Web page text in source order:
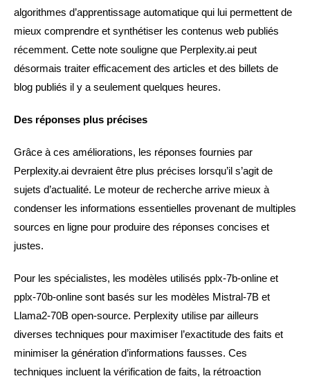
algorithmes d’apprentissage automatique qui lui permettent de
mieux comprendre et synthétiser les contenus web publiés
récemment. Cette note souligne que Perplexity.ai peut
désormais traiter efficacement des articles et des billets de
blog publiés il y a seulement quelques heures.
Des réponses plus précises
Grâce à ces améliorations, les réponses fournies par
Perplexity.ai devraient être plus précises lorsqu’il s’agit de
sujets d’actualité. Le moteur de recherche arrive mieux à
condenser les informations essentielles provenant de multiples
sources en ligne pour produire des réponses concises et
justes.
Pour les spécialistes, les modèles utilisés pplx-7b-online et
pplx-70b-online sont basés sur les modèles Mistral-7B et
Llama2-70B open-source. Perplexity utilise par ailleurs
diverses techniques pour maximiser l’exactitude des faits et
minimiser la génération d’informations fausses. Ces
techniques incluent la vérification de faits, la rétroaction